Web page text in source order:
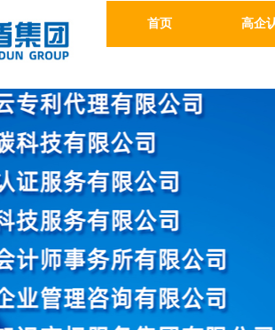
首页 高企